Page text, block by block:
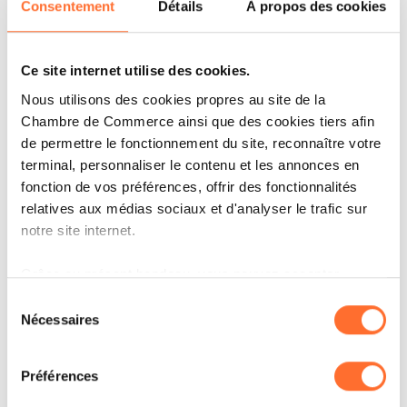
Consentement Détails À propos des cookies
Ce site internet utilise des cookies.
Nous utilisons des cookies propres au site de la
Chambre de Commerce ainsi que des cookies tiers afin
de permettre le fonctionnement du site, reconnaître votre
terminal, personnaliser le contenu et les annonces en
fonction de vos préférences, offrir des fonctionnalités
relatives aux médias sociaux et d'analyser le trafic sur
notre site internet.
Grâce au présent bandeau, vous pouvez accepter,
à l’exception des cookies strictement nécessaires au
fonctionnement du site. Une description des différents
cookies est accessible sous l’onglet « Détails » ci-
dessus.
Nécessaires
Préférences
IT'S MY STORY
OOBAMINT : PLUS QU’UNE
EXPÉRIENCE !